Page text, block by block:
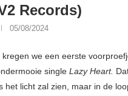
Records)
05/08/2024
we een eerste
single Lazy Heart.
het licht zal zien, maar in de